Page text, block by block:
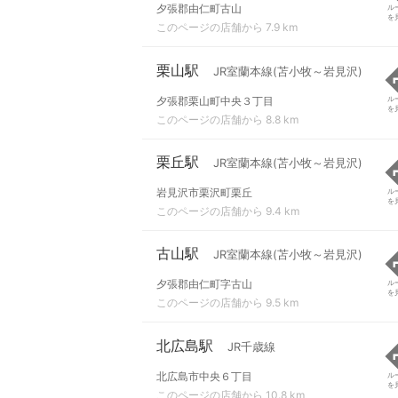
夕張郡由仁町古山
このページの店舗から 7.9 km
ル
を
栗山駅 JR室蘭本線(苫小牧～岩見沢)
夕張郡栗山町中央３丁目
このページの店舗から 8.8 km
ル
を
栗丘駅 JR室蘭本線(苫小牧～岩見沢)
岩見沢市栗沢町栗丘
このページの店舗から 9.4 km
ル
を
古山駅 JR室蘭本線(苫小牧～岩見沢)
夕張郡由仁町字古山
このページの店舗から 9.5 km
ル
を
北広島駅 JR千歳線
北広島市中央６丁目
このページの店舗から 10.8 km
ル
を